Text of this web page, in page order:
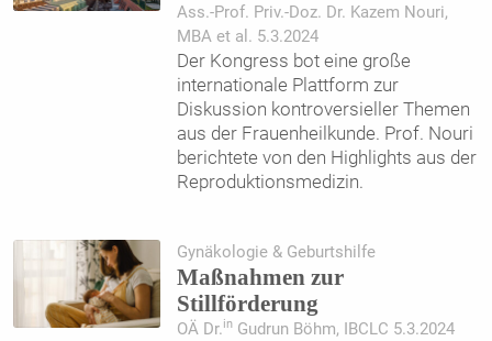
Ass.-Prof. Priv.-Doz. Dr. Kazem Nouri,
MBA et al. 5.3.2024
Der Kongress bot eine große
internationale Plattform zur
Diskussion kontroversieller Themen
aus der Frauenheilkunde. Prof. Nouri
berichtete von den Highlights aus der
Reproduktionsmedizin.
Gynäkologie & Geburtshilfe
Maßnahmen zur
Stillförderung
OÄ Dr.inGudrun Böhm, IBCLC 5.3.2024